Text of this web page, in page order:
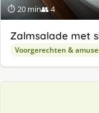
⏱ 20 min👥 4
Zalmsalade met
Voorgerechten &